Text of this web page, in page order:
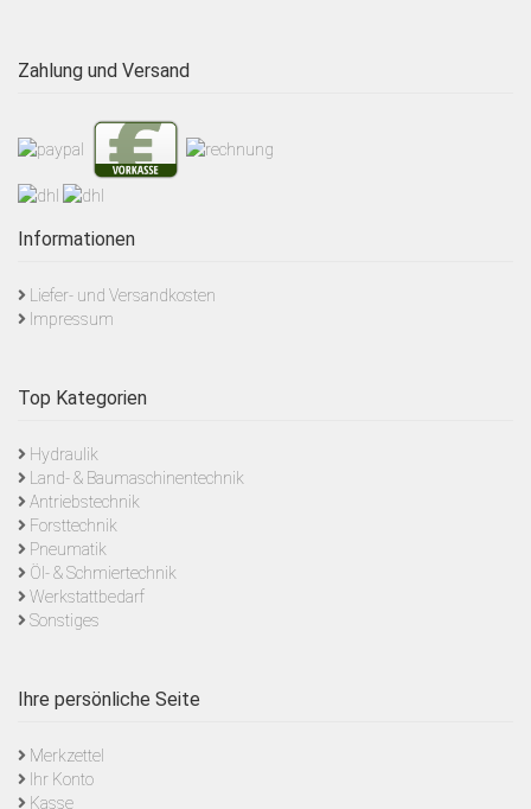
Zahlung und Versand
Informationen
Liefer- und Versandkosten
Impressum
Top Kategorien
Hydraulik
Land- & Baumaschinentechnik
Antriebstechnik
Forsttechnik
Pneumatik
Öl- & Schmiertechnik
Werkstattbedarf
Sonstiges
Ihre persönliche Seite
Merkzettel
Ihr Konto
Kasse